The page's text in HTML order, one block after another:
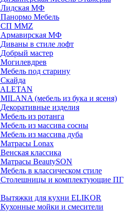
Лидская МФ
Панормо Мебель
СП ММZ
Армавирская МФ
Диваны в стиле лофт
Добрый мастер
Могилевдрев
Мебель под старину
Скайда
ALETAN
MILANA (мебель из бука и ясеня)
Декоративные изделия
Мебель из ротанга
Мебель из массива сосны
Мебель из массива дуба
Матрасы Lonax
Венская классика
Матрасы BeautySON
Мебель в классическом стиле
Столешницы и комплектующие ПГ
Вытяжки для кухни ELIKOR
Кухонные мойки и смесители